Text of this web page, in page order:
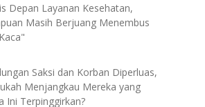
Depan Layanan Kesehatan,
Masih Berjuang Menembus
Saksi dan Korban Diperluas,
Menjangkau Mereka yang
Ini Terpinggirkan?